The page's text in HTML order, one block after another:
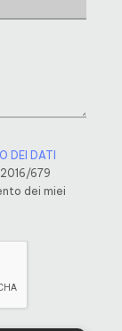
DEI DATI
679
dei miei